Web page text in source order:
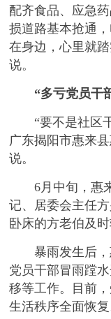
配齐食品、应急
损道路基本抢通
在身边，心里就
说。
“多亏党员干
“要不是社区干
广东揭阳市惠来
说。
6月中旬，惠来
记、居委会主任
卧床的方老伯及
暴雨发生后，
党员干部冒雨蹚
移等工作。目前
生活秩序全面恢复